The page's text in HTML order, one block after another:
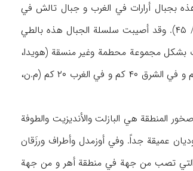
بجبال أرارات في الغرب و جبال تالش في
الشرق، وهي نهایات جبال القفقاز، حیث إن الوادي العمیق لأرس یفصل هذین عن بعضهما (کیهان، ۱/ ۳۳؛ بدیعي، ۱/ ۴۵). وقد أصیبت سلسلة الجبال هذه بالطي
جبال سهند و سبلان و آرارات، و لذا فإنه لایوجد حدّ معین لهذا الطي (کیهان، ۱/ ۳۴) فجاءت بشکل مجموعة محطمة وغیر منسقة (هویدا،
۳۷). ویبلغ طول هذه السلسلة الجبلیة ۲۳۰ کم، ویتفاوت عرضها باختلاف المناطق فیبلغ في القسم الأوسط منها ۶۵کم و في الشرق ۴۰ کم و في الغرب ۲۰ کم (م.ن،
المنطقة هي البازلت والأندیزیت والطوفة
عمیقة جداً. وفي أوزمدل وأطراف ورزَقان
الذي تنقسم فیه المیاه التي تصب من جهة في منطقة أهر و من جهة